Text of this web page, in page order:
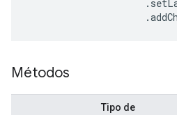
.
.
Métodos
Tipo de